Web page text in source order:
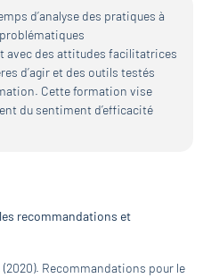
d’analyse des pratiques à
avec des attitudes facilitatrices
d’agir et des outils testés
Cette formation vise
du sentiment d’efficacité
recommandations et
Recommandations pour le